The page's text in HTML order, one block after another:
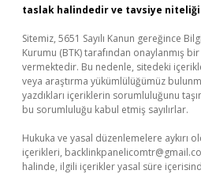
taslak halindedir ve tavsiye niteliği
Sitemiz, 5651 Sayılı Kanun gereğince
Kurumu (BTK) tarafından onaylanmış
vermektedir. Bu nedenle, sitedeki
veya araştırma yükümlülüğümüz
yazdıkları içeriklerin sorumluluğunu
bu sorumluluğu kabul etmiş sayılırlar.
Hukuka ve yasal düzenlemelere aykırı
içerikleri,
halinde, ilgili içerikler yasal süre